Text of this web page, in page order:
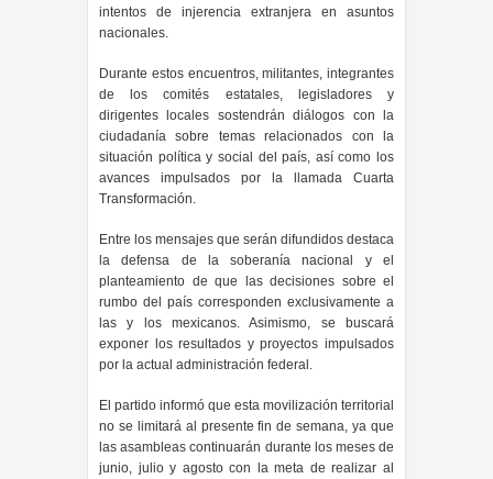
intentos de injerencia extranjera en asuntos
nacionales.
Durante estos encuentros, militantes, integrantes
de los comités estatales, legisladores y
dirigentes locales sostendrán diálogos con la
ciudadanía sobre temas relacionados con la
situación política y social del país, así como los
avances impulsados por la llamada Cuarta
Transformación.
Entre los mensajes que serán difundidos destaca
la defensa de la soberanía nacional y el
planteamiento de que las decisiones sobre el
rumbo del país corresponden exclusivamente a
las y los mexicanos. Asimismo, se buscará
exponer los resultados y proyectos impulsados
por la actual administración federal.
El partido informó que esta movilización territorial
no se limitará al presente fin de semana, ya que
las asambleas continuarán durante los meses de
junio, julio y agosto con la meta de realizar al